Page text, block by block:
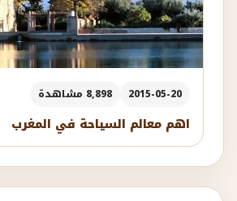
2015-05-20 8,898 مشاهدة
اهم معالم السياحة في المغرب